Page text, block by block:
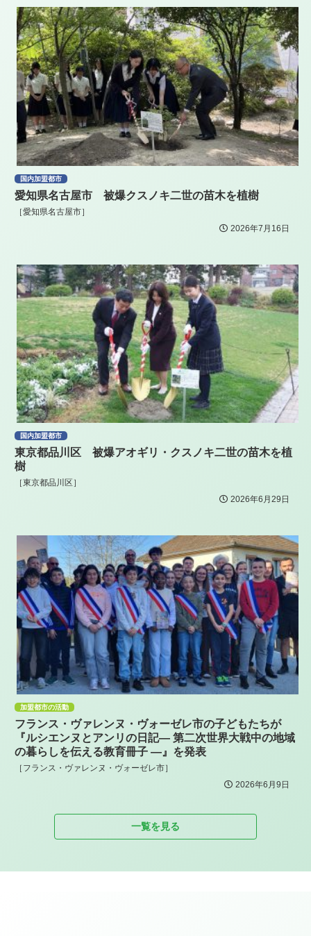
国内加盟都市
愛知県名古屋市 被爆クスノキ二世の苗木を植樹
［愛知県名古屋市］
2026年7月16日
国内加盟都市
東京都品川区 被爆アオギリ・クスノキ二世の苗木を植
樹
［東京都品川区］
2026年6月29日
加盟都市の活動
フランス・ヴァレンヌ・ヴォーゼレ市の子どもたちが
『ルシエンヌとアンリの日記― 第二次世界大戦中の地域
の暮らしを伝える教育冊子 ―』を発表
［フランス・ヴァレンヌ・ヴォーゼレ市］
2026年6月9日
一覧を見る